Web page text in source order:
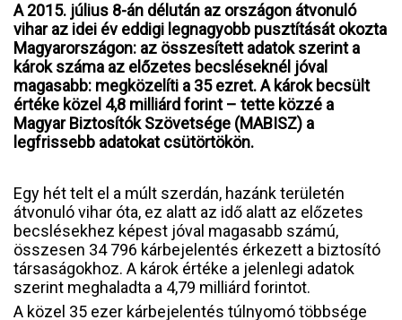
A 2015. július 8-án délután az országon átvonuló
vihar az idei év eddigi legnagyobb pusztítását okozta
Magyarországon: az összesített adatok szerint a
károk száma az előzetes becsléseknél jóval
magasabb: megközelíti a 35 ezret. A károk becsült
értéke közel 4,8 milliárd forint – tette közzé a
Magyar Biztosítók Szövetsége (MABISZ) a
legfrissebb adatokat csütörtökön.
Egy hét telt el a múlt szerdán, hazánk területén
átvonuló vihar óta, ez alatt az idő alatt az előzetes
becslésekhez képest jóval magasabb számú,
összesen 34 796 kárbejelentés érkezett a biztosító
társaságokhoz. A károk értéke a jelenlegi adatok
szerint meghaladta a 4,79 milliárd forintot.
A közel 35 ezer kárbejelentés túlnyomó többsége